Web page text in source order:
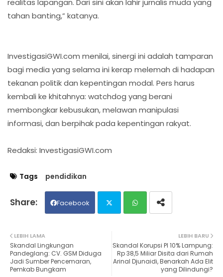
realitas lapangan. Dari sini akan lahir jurnalis muda yang
tahan banting,” katanya.
InvestigasiGWI.com menilai, sinergi ini adalah tamparan
bagi media yang selama ini kerap melemah di hadapan
tekanan politik dan kepentingan modal. Pers harus
kembali ke khitahnya: watchdog yang berani
membongkar kebusukan, melawan manipulasi
informasi, dan berpihak pada kepentingan rakyat.
Redaksi: InvestigasiGWI.com
Tags pendidikan
Facebook
ter ats
LEBIH BARU
Skandal Korupsi PI 10% Lampung:
Rp 38,5 Miliar Disita dari Rumah
Arinal Djunaidi, Benarkah Ada Elit
yang Dilindungi?
LEBIH LAMA
Skandal Lingkungan
Pandeglang: CV. GSM Diduga
Jadi Sumber Pencemaran,
Pemkab Bungkam